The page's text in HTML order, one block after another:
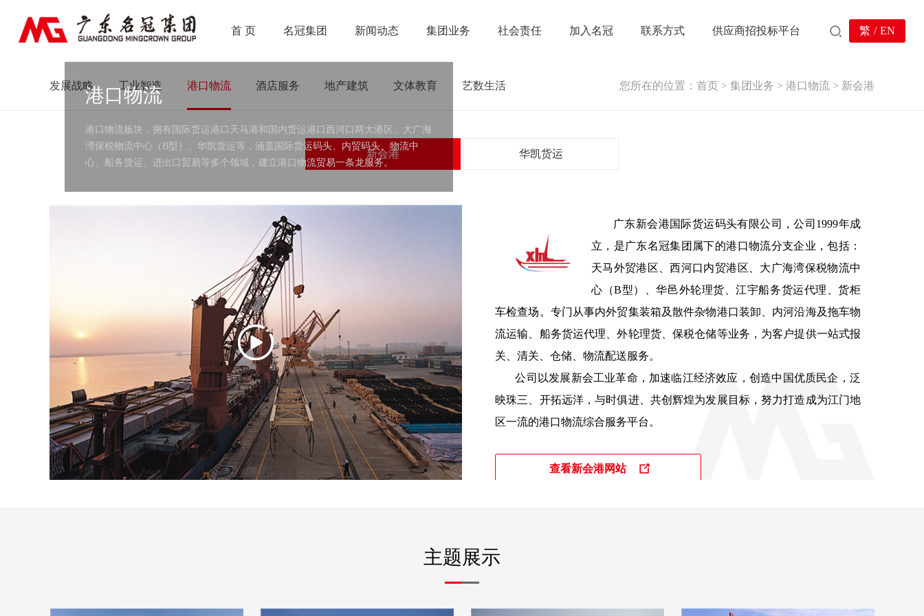
首 页 名冠集团 新闻动态 集团业务 社会责任 加入名冠 联系方式 供应商招投标平台 繁 / EN
港口物流
港口物流板块，拥有国际货运港口天马港和国内货运港口西河口两大港区、大广海
湾保税物流中心（B型）、华凯货运等，涵盖国际货运码头、内贸码头、物流中
心、船务货运、进出口贸易等多个领域，建立港口物流贸易一条龙服务。
您所在的位置： 首页 > 集团业务 > 港口物流 > 新会港
发展战略 工业智造 港口物流 酒店服务 地产建筑 文体教育 艺数生活
新会港 华凯货运
广东新会港国际货运码头有限公司，公司1999年成
立，是广东名冠集团属下的港口物流分支企业，包括：
天马外贸港区、西河口内贸港区、大广海湾保税物流中
心（B型）、华邑外轮理货、江宇船务货运代理、货柜
车检查场。专门从事内外贸集装箱及散件杂物港口装卸、内河沿海及拖车物
流运输、船务货运代理、外轮理货、保税仓储等业务，为客户提供一站式报
关、清关、仓储、物流配送服务。
       公司以发展新会工业革命，加速临江经济效应，创造中国优质民企，泛
映珠三、开拓远洋，与时俱进、共创辉煌为发展目标，努力打造成为江门地
区一流的港口物流综合服务平台。
查看新会港网站
主题展示